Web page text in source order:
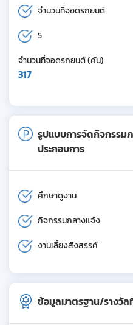
จำนวนที่จอดรถยนต์
5
จำนวนที่จอดรถยนต์ (คัน)
317
รูปแบบการจัดกิจกรรม
ประกอบการ
ศึกษาดูงาน
กิจกรรมกลางแจ้ง
งานเลี้ยงสังสรรค์
ข้อมูลมาตรฐาน/รางวัล